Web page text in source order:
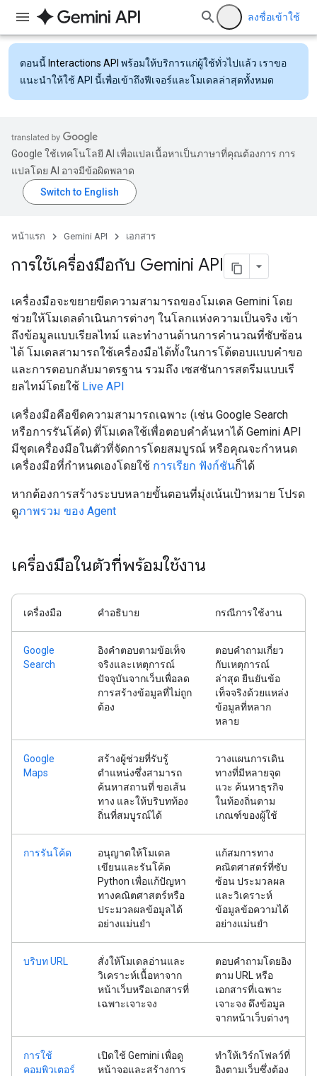
ลงชื่อเข้าใช้
ตอนนี้ Interactions API พร้อมให้บริการแก่ผู้ใช้ทั่วไปแล้ว เราขอ
แนะนำให้ใช้ API นี้เพื่อเข้าถึงฟีเจอร์และโมเดลล่าสุดทั้งหมด
Google ใช้เทคโนโลยี AI เพื่อแปลเนื้อหาเป็นภาษาที่คุณต้องการ การ
แปลโดย AI อาจมีข้อผิดพลาด
หน้าแรก Gemini API เอกสาร
การใช้เครื่องมือกับ Gemini API
เครื่องมือจะขยายขีดความสามารถของโมเดล Gemini โดย
ช่วยให้โมเดลดำเนินการต่างๆ ในโลกแห่งความเป็นจริง เข้า
ถึงข้อมูลแบบเรียลไทม์ และทำงานด้านการคำนวณที่ซับซ้อน
ได้ โมเดลสามารถใช้เครื่องมือได้ทั้งในการโต้ตอบแบบคำขอ
และการตอบกลับมาตรฐาน รวมถึง เซสชันการสตรีมแบบเรี
ยลไทม์โดยใช้ Live API
เครื่องมือคือขีดความสามารถเฉพาะ (เช่น Google Search
หรือการรันโค้ด) ที่โมเดลใช้เพื่อตอบคำค้นหาได้ Gemini API
มีชุดเครื่องมือในตัวที่จัดการโดยสมบูรณ์ หรือคุณจะกำหนด
เครื่องมือที่กำหนดเองโดยใช้ การเรียก ฟังก์ชันก็ได้
หากต้องการสร้างระบบหลายขั้นตอนที่มุ่งเน้นเป้าหมาย โปรด
ดูภาพรวม ของ Agent
เครื่องมือในตัวที่พร้อมใช้งาน
เครื่องมือ คำอธิบาย กรณีการใช้งาน
Google
Search
อิงคำตอบตามข้อเท็จ
จริงและเหตุการณ์
ปัจจุบันจากเว็บเพื่อลด
การสร้างข้อมูลที่ไม่ถูก
ต้อง
ตอบคำถามเกี่ยว
กับเหตุการณ์
ล่าสุด ยืนยันข้อ
เท็จจริงด้วยแหล่ง
ข้อมูลที่หลาก
หลาย
Google
Maps
สร้างผู้ช่วยที่รับรู้
ตำแหน่งซึ่งสามารถ
ค้นหาสถานที่ ขอเส้น
ทาง และให้บริบทท้อง
ถิ่นที่สมบูรณ์ได้
วางแผนการเดิน
ทางที่มีหลายจุด
แวะ ค้นหาธุรกิจ
ในท้องถิ่นตาม
เกณฑ์ของผู้ใช้
การรันโค้ด
อนุญาตให้โมเดล
เขียนและรันโค้ด
Python เพื่อแก้ปัญหา
ทางคณิตศาสตร์หรือ
ประมวลผลข้อมูลได้
อย่างแม่นยำ
แก้สมการทาง
คณิตศาสตร์ที่ซับ
ซ้อน ประมวลผล
และวิเคราะห์
ข้อมูลข้อความได้
อย่างแม่นยำ
บริบท URL
สั่งให้โมเดลอ่านและ
วิเคราะห์เนื้อหาจาก
หน้าเว็บหรือเอกสารที่
เฉพาะเจาะจง
ตอบคำถามโดยอิง
ตาม URL หรือ
เอกสารที่เฉพาะ
เจาะจง ดึงข้อมูล
จากหน้าเว็บต่างๆ
การใช้
คอมพิวเตอร์
เปิดใช้ Gemini เพื่อดู
หน้าจอและสร้างการ
ทำให้เวิร์กโฟลว์ที่
อิงตามเว็บซึ่งต้อง